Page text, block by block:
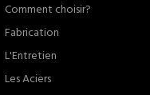
Comment choisir?
Fabrication
L'Entretien
Les Aciers